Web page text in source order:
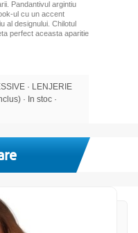
Pandantivul argintiu
ul cu un accent
al designului. Chilotul
perfect aceasta aparitie
· LENJERIE
· In stoc ·